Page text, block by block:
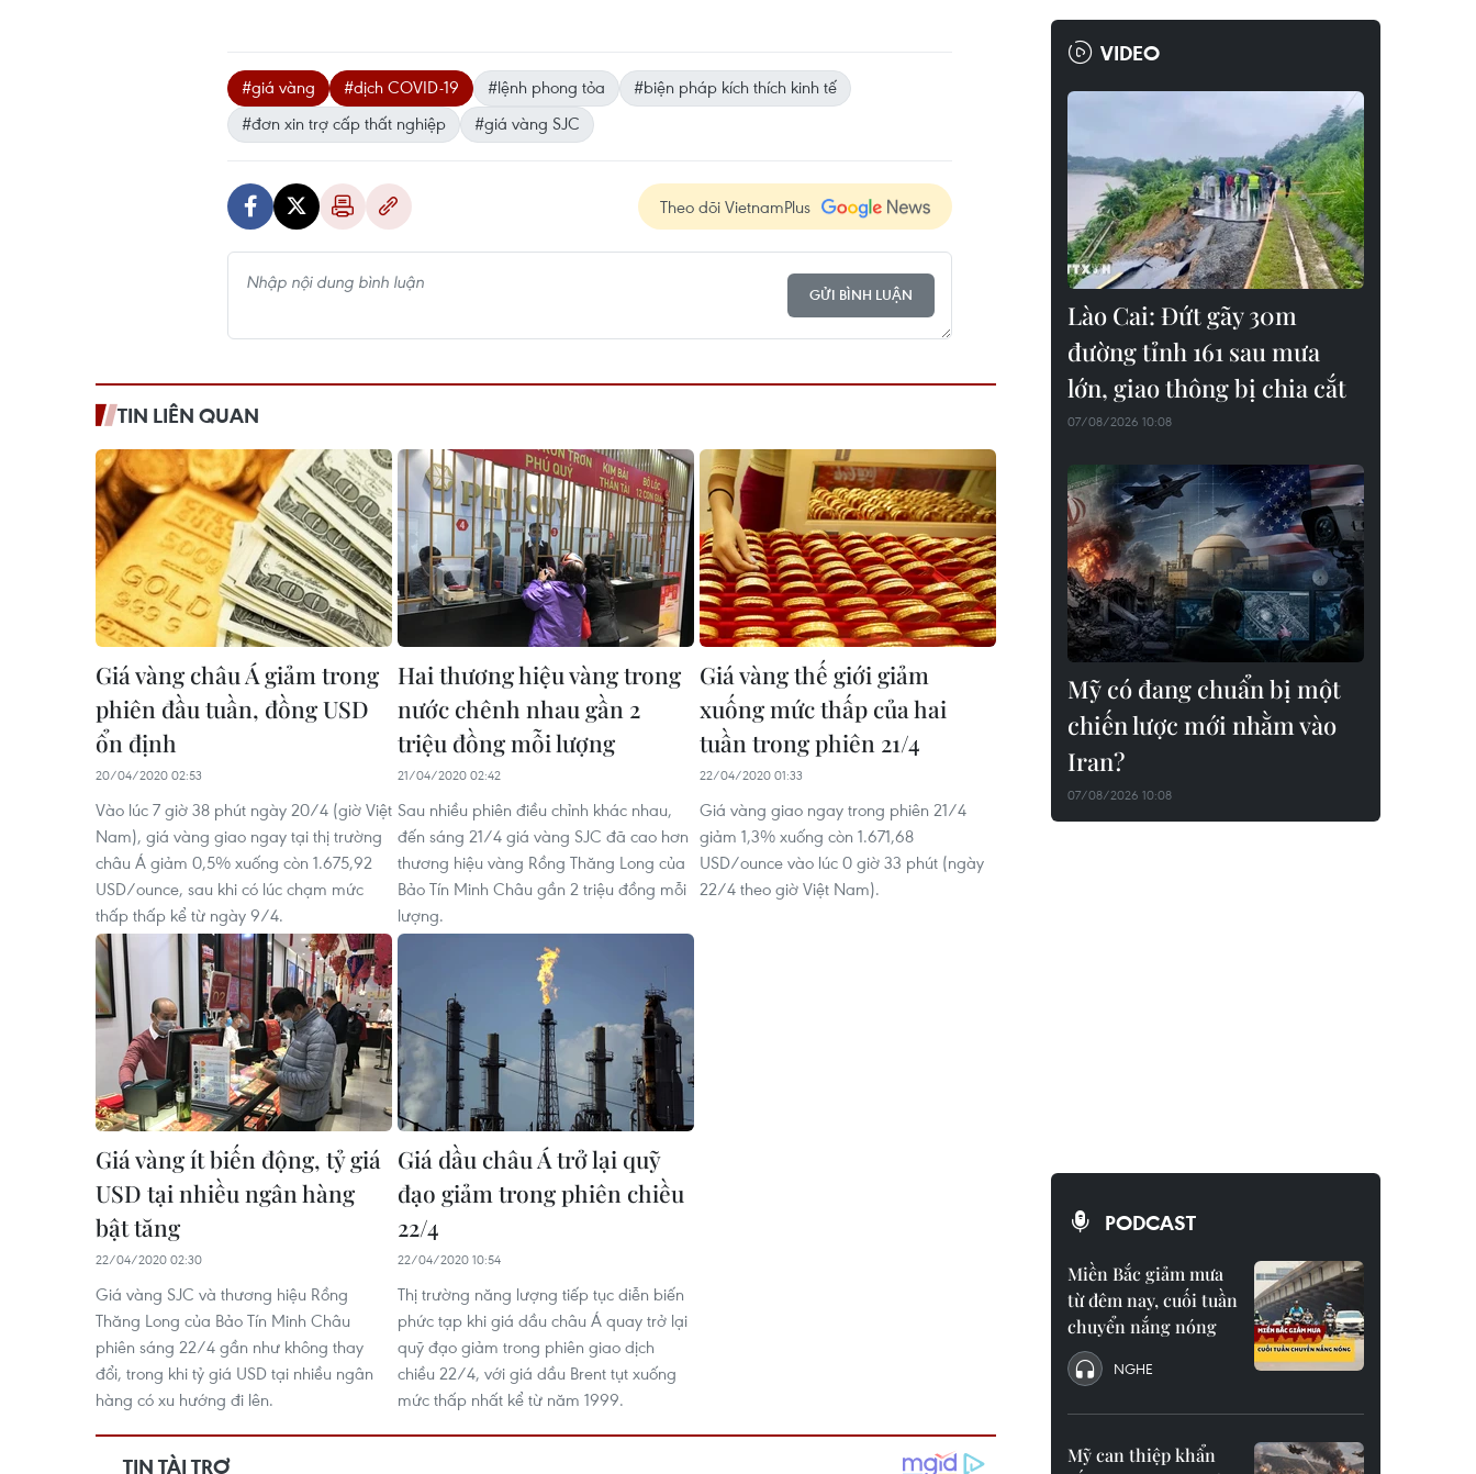
#giá vàng #dịch COVID-19 #lệnh phong tỏa
#biện pháp kích thích kinh tế
#đơn xin trợ cấp thất nghiệp
#giá vàng SJC
Theo dõi VietnamPlus
GỬI BÌNH LUẬN
TIN LIÊN QUAN
Giá vàng châu Á giảm trong
phiên đầu tuần, đồng USD
ổn định
20/04/2020 02:53
Vào lúc 7 giờ 38 phút ngày 20/4 (giờ Việt
Nam), giá vàng giao ngay tại thị trường
châu Á giảm 0,5% xuống còn 1.675,92
USD/ounce, sau khi có lúc chạm mức
thấp thấp kể từ ngày 9/4.
Hai thương hiệu vàng trong
nước chênh nhau gần 2
triệu đồng mỗi lượng
21/04/2020 02:42
Sau nhiều phiên điều chỉnh khác nhau,
đến sáng 21/4 giá vàng SJC đã cao hơn
thương hiệu vàng Rồng Thăng Long của
Bảo Tín Minh Châu gần 2 triệu đồng mỗi
lượng.
Giá vàng thế giới giảm
xuống mức thấp của hai
tuần trong phiên 21/4
22/04/2020 01:33
Giá vàng giao ngay trong phiên 21/4
giảm 1,3% xuống còn 1.671,68
USD/ounce vào lúc 0 giờ 33 phút (ngày
22/4 theo giờ Việt Nam).
Giá vàng ít biến động, tỷ giá
USD tại nhiều ngân hàng
bật tăng
22/04/2020 02:30
Giá vàng SJC và thương hiệu Rồng
Thăng Long của Bảo Tín Minh Châu
phiên sáng 22/4 gần như không thay
đổi, trong khi tỷ giá USD tại nhiều ngân
hàng có xu hướng đi lên.
Giá dầu châu Á trở lại quỹ
đạo giảm trong phiên chiều
22/4
22/04/2020 10:54
Thị trường năng lượng tiếp tục diễn biến
phức tạp khi giá dầu châu Á quay trở lại
quỹ đạo giảm trong phiên giao dịch
chiều 22/4, với giá dầu Brent tụt xuống
mức thấp nhất kể từ năm 1999.
VIDEO
Lào Cai: Đứt gãy 30m
đường tỉnh 161 sau mưa
lớn, giao thông bị chia cắt
07/08/2026 10:08
Mỹ có đang chuẩn bị một
chiến lược mới nhằm vào
Iran?
07/08/2026 10:08
PODCAST
Miền Bắc giảm mưa
từ đêm nay, cuối tuần
chuyển nắng nóng
NGHE
Mỹ can thiệp khẩn